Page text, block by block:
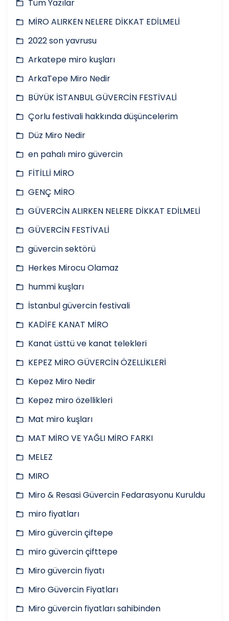
Tüm Yazılar
MİRO ALIRKEN NELERE DİKKAT EDİLMELİ
2022 son yavrusu
Arkatepe miro kuşları
ArkaTepe Miro Nedir
BÜYÜK İSTANBUL GÜVERCİN FESTİVALİ
Çorlu festivali hakkında düşüncelerim
Düz Miro Nedir
en pahalı miro güvercin
FİTİLLİ MİRO
GENÇ MİRO
GÜVERCİN ALIRKEN NELERE DİKKAT EDİLMELİ
GÜVERCİN FESTİVALİ
güvercin sektörü
Herkes Mirocu Olamaz
hummi kuşları
İstanbul güvercin festivali
KADİFE KANAT MİRO
Kanat üsttü ve kanat telekleri
KEPEZ MİRO GÜVERCİN ÖZELLİKLERİ
Kepez Miro Nedir
Kepez miro özellikleri
Mat miro kuşları
MAT MİRO VE YAĞLI MİRO FARKI
MELEZ
MIRO
Miro & Resasi Güvercin Fedarasyonu Kuruldu
miro fiyatları
Miro güvercin çiftepe
miro güvercin çifttepe
Miro güvercin fiyatı
Miro Güvercin Fiyatları
Miro güvercin fiyatları sahibinden